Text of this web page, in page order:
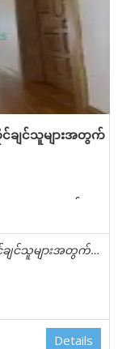
င်ချင်သူများအတွက်
4950 စတုရန်းပေ
ချင်သူများအတွက်…
Details